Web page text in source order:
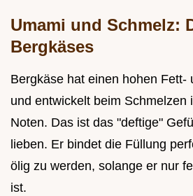
Umami und Schmelz:
Bergkäses
Bergkäse hat einen hohen Fett-
und entwickelt beim Schmelzen
Noten. Das ist das "deftige"
lieben. Er bindet die Füllung
ölig zu werden, solange er nur
ist.